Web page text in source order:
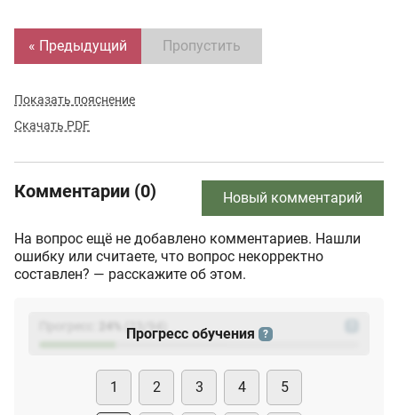
« Предыдущий Пропустить
Показать пояснение
Скачать PDF
Комментарии (0) Новый комментарий
На вопрос ещё не добавлено комментариев. Нашли
ошибку или считаете, что вопрос некорректно
составлен? — расскажите об этом.
(23
Прогресс обучения ?
1 2 3 4 5